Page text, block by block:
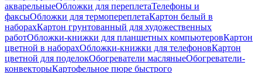
акварельныеОбложки для переплетаТелефоны и
факсыОбложки для термопереплетаКартон белый в
наборахКартон грунтованный для художественных
работОбложки-книжки для планшетных компьютеровКартон
цветной в наборахОбложки-книжки для телефоновКартон
цветной для поделокОбогреватели масляныеОбогреватели-
конвекторыКартофельное пюре быстрого